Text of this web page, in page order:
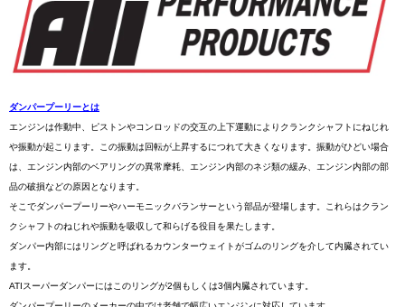
ダンパープーリーとは
エンジンは作動中、ピストンやコンロッドの交互の上下運動によりクランクシャフトにねじれ
や振動が起こります。この振動は回転が上昇するにつれて大きくなります。振動がひどい場合
は、エンジン内部のベアリングの異常摩耗、エンジン内部のネジ類の緩み、エンジン内部の部
品の破損などの原因となります。
そこでダンパープーリーやハーモニックバランサーという部品が登場します。これらはクラン
クシャフトのねじれや振動を吸収して和らげる役目を果たします。
ダンパー内部にはリングと呼ばれるカウンターウェイトがゴムのリングを介して内臓されてい
ます。
ATIスーパーダンパーにはこのリングが2個もしくは3個内臓されています。